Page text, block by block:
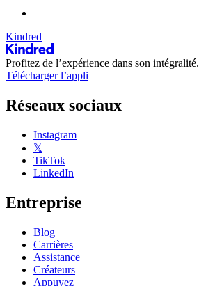
Kindred
Profitez de l’expérience dans son intégralité.
Télécharger l’appli
Réseaux sociaux
Instagram
𝕏
TikTok
LinkedIn
Entreprise
Blog
Carrières
Assistance
Créateurs
Appuyez